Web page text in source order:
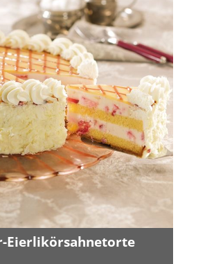
Eierlikörsahnetorte